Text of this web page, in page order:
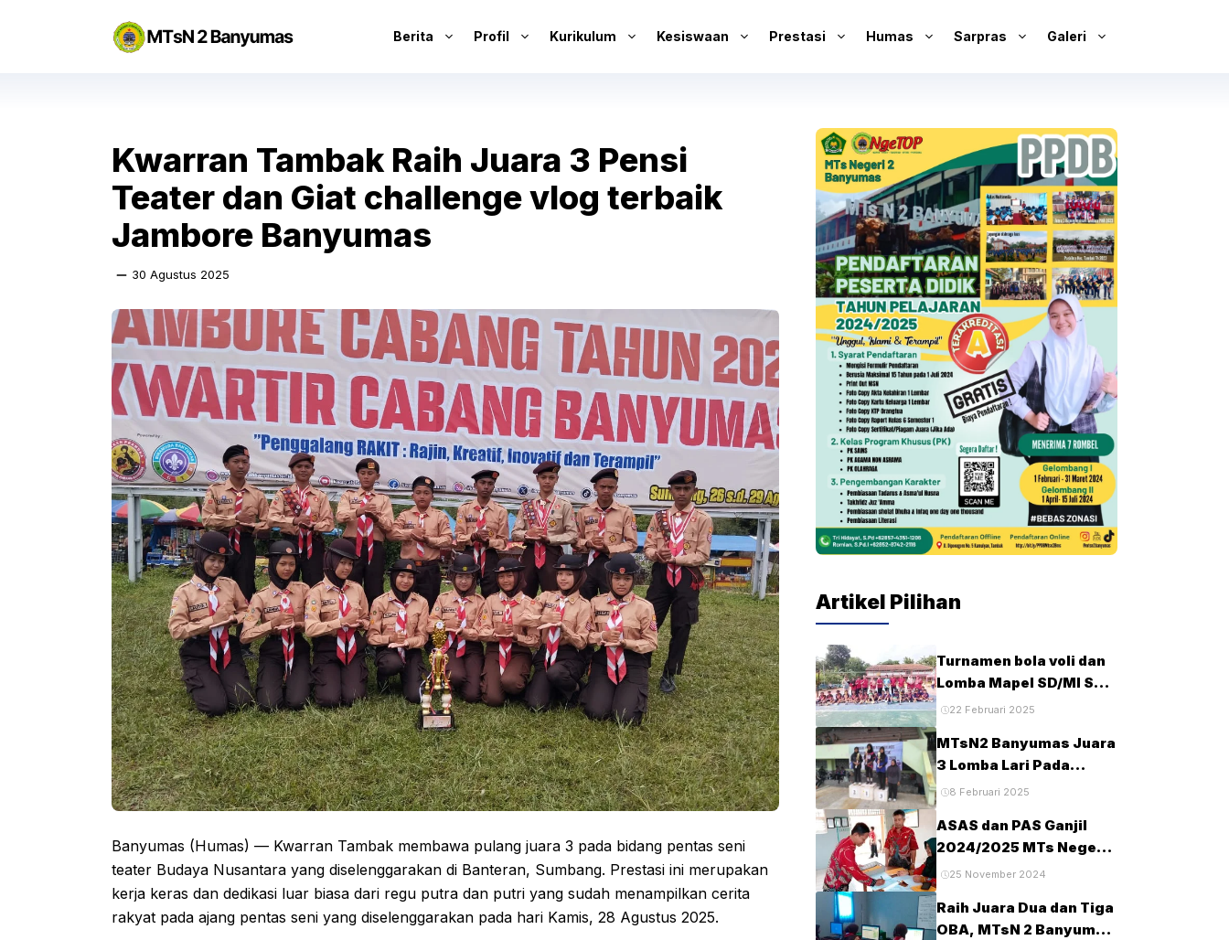
Berita Profil Kurikulum Kesiswaan Prestasi Humas Sarpras Galeri
Kwarran Tambak Raih Juara 3 Pensi
Teater dan Giat challenge vlog terbaik
Jambore Banyumas
30 Agustus 2025
Banyumas (Humas) — Kwarran Tambak membawa pulang juara 3 pada bidang pentas seni
teater Budaya Nusantara yang diselenggarakan di Banteran, Sumbang. Prestasi ini merupakan
kerja keras dan dedikasi luar biasa dari regu putra dan putri yang sudah menampilkan cerita
rakyat pada ajang pentas seni yang diselenggarakan pada hari Kamis, 28 Agustus 2025.
Artikel Pilihan
Turnamen bola voli dan
Lomba Mapel SD/MI Se-
kecamatan Tambak
Banyumas
22 Februari 2025
MTsN2 Banyumas Juara
3 Lomba Lari Pada
Porseni MTs Tingkat
Tahun 2025
8 Februari 2025
ASAS dan PAS Ganjil
2024/2025 MTs Negeri
2 Banyumas
Lancar
25 November 2024
Raih Juara Dua dan Tiga
OBA, MTsN 2 Banyumas